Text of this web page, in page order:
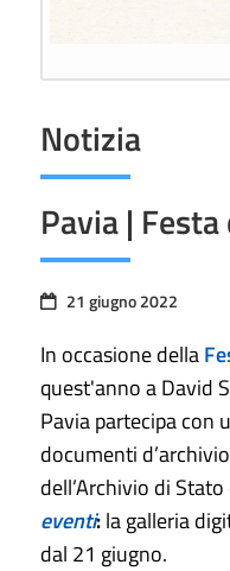
Notizia
Pavia |
21 giugno 2022
In occasione della
quest'anno a David
Pavia partecipa con
documenti
dell’Archivio di
eventi:la galleria
dal 21 giugno.